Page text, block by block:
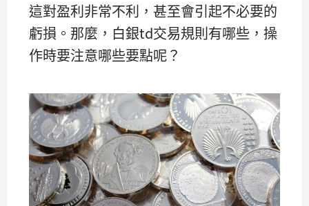
這對盈利非常不利，甚至會引起不必要的
虧損。那麼，白銀td交易規則有哪些，操
作時要注意哪些要點呢？